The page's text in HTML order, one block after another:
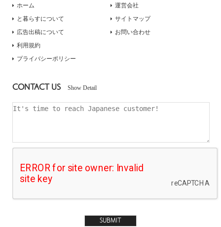
ホーム
と暮らすについて
広告出稿について
運営会社
サイトマップ
お問い合わせ
利用規約
プライバシーポリシー
CONTACT US Show Detail